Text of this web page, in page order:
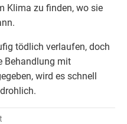
Klima zu finden, wo sie
tödlich verlaufen, doch
Behandlung mit
wird es schnell